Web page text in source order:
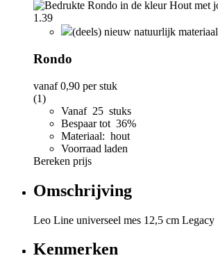
(deels) nieuw natuurlijk materiaal
Rondo
vanaf0,90 per stuk
(1)
Vanaf 25 stuks
Bespaar tot 36%
Materiaal: hout
Voorraad laden
Bereken prijs
Omschrijving
Leo Line universeel mes 12,5 cm Legacy
Kenmerken